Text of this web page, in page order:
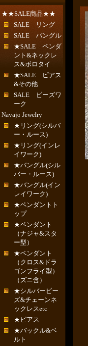
★★SALE商品★★
SALE リング
SALE バングル
★SALE ペンダ
ント&ネックレ
ス&ボロタイ
★SALE ピアス
&その他
SALE ビーズワ
ーク
Navajo Jewelry
★リング(シルバ
ー・ルース)
★リング(インレ
イワーク)
★バングル(シル
バー・ルース)
★バングル(イン
レイワーク)
★ペンダントト
ップ
★ペンダント
（ナジャ&スタ
ー型）
★ペンダント
（クロス&ドラ
ゴンフライ型）
（ズニ含）
★シルバービー
ズ&チェーンネ
ックレスetc
★ピアス
★バックル&ベ
ルト